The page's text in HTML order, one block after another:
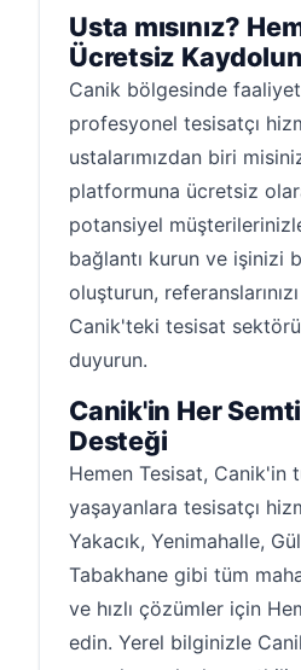
Usta mısınız?
Ücretsiz
Canik bölgesinde
profesyonel tesisatçı
ustalarımızdan biri
platformuna ücretsiz
potansiyel
bağlantı kurun ve işinizi
oluşturun,
Canik'teki tesisat
duyurun.
Canik'in Her
Desteği
Hemen Tesisat, Canik'in
yaşayanlara tesisatçı
Yakacık, Yenimahalle,
Tabakhane gibi tüm
ve hızlı çözümler için
edin. Yerel bilginizle